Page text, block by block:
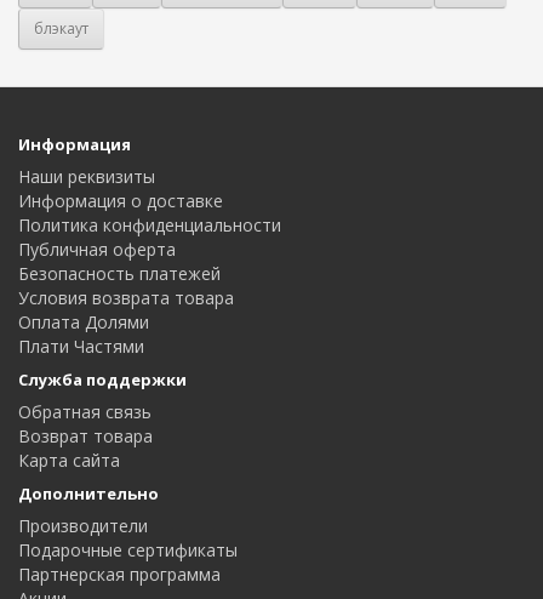
блэкаут
Информация
Наши реквизиты
Информация о доставке
Политика конфиденциальности
Публичная оферта
Безопасность платежей
Условия возврата товара
Оплата Долями
Плати Частями
Служба поддержки
Обратная связь
Возврат товара
Карта сайта
Дополнительно
Производители
Подарочные сертификаты
Партнерская программа